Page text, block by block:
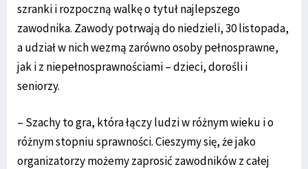
szranki i rozpoczną walkę o tytuł najlepszego
zawodnika. Zawody potrwają do niedzieli, 30 listopada,
a udział w nich wezmą zarówno osoby pełnosprawne,
jak i z niepełnosprawnościami – dzieci, dorośli i
seniorzy.
– Szachy to gra, która łączy ludzi w różnym wieku i o
różnym stopniu sprawności. Cieszymy się, że jako
organizatorzy możemy zaprosić zawodników z całej